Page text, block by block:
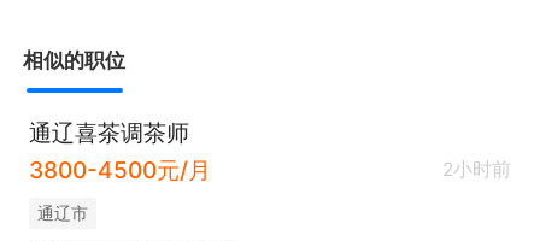
相似的职位
通辽喜茶调茶师
3800-4500元/月
2小时前
通辽市